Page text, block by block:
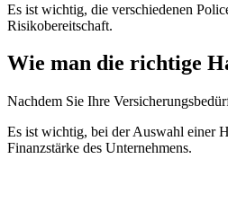
Es ist wichtig, die verschiedenen
Risikobereitschaft.
Wie man die richtige
Nachdem Sie Ihre
Es ist wichtig, bei der Auswahl einer
Finanzstärke des Unternehmens.